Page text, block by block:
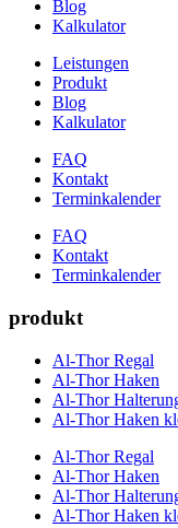
Blog
Kalkulator
Leistungen
Produkt
Blog
Kalkulator
FAQ
Kontakt
Terminkalender
FAQ
Kontakt
Terminkalender
produkt
Al-Thor Regal
Al-Thor Haken
Al-Thor
Al-Thor Haken
Al-Thor Regal
Al-Thor Haken
Al-Thor
Al-Thor Haken